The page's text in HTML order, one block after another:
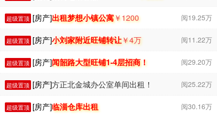
- 7000
阅19.25万
超级置顶 [房产]出租梦想小镇公寓￥1200
阅11.22万
超级置顶 [房产]小刘家附近旺铺转让￥4万
阅29.20万
超级置顶 [房产]闻韶路大型旺铺1-4层招商！
阅25.22万
超级置顶 [房产]方正北金城办公室单间出租！
阅30.16万
超级置顶 [房产]临淄仓库出租